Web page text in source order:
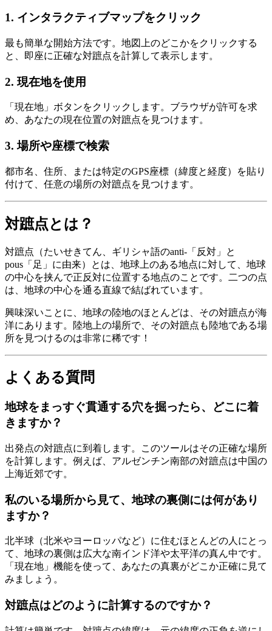
1. インタラクティブマップをクリック
最も簡単な開始方法です。地図上のどこかをクリックする
と、即座に正確な対蹠点を計算して表示します。
2. 現在地を使用
「現在地」ボタンをクリックします。ブラウザが許可を求
め、あなたの現在位置の対蹠点を見つけます。
3.場所や座標で検索
都市名、住所、または特定のGPS座標（緯度と経度）を貼り
付けて、任意の場所の対蹠点を見つけます。
対蹠点とは？
対蹠点（たいせきてん、ギリシャ語のanti-「反対」と
pous「足」に由来）とは、地球上のある地点に対して、地球
の中心を挟んで正反対に位置する地点のことです。二つの点
は、地球の中心を通る直線で結ばれています。
興味深いことに、地球の陸地のほとんどは、その対蹠点が海
洋にあります。陸地上の場所で、その対蹠点も陸地である場
所を見つけるのは非常に稀です！
よくある質問
地球をまっすぐ貫通する穴を掘ったら、どこに着
きますか？
出発点の対蹠点に到着します。このツールはその正確な場所
を計算します。例えば、アルゼンチン南部の対蹠点は中国の
上海近郊です。
私のいる場所から見て、地球の裏側には何があり
ますか？
北半球（北米やヨーロッパなど）に住むほとんどの人にとっ
て、地球の裏側は広大な南インド洋や太平洋の真ん中です。
「現在地」機能を使って、あなたの真裏がどこか正確に見て
みましょう。
対蹠点はどのように計算するのですか？